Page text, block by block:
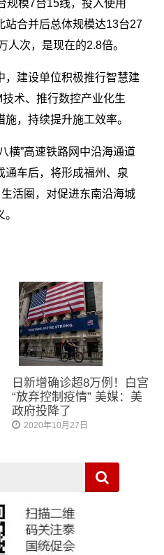
规模7台15线，投入使用
站合并后总体规模达13台27
人次，是现在的2.8倍。
，建设单位积极推行智慧建
术、推行数控产业化生
，持续提升施工效率。
横”高速铁路网中沿海通道
通车后，将形成福州、泉
活圈，对促进东南沿海城
日新增确诊超8万例！白宫
“放弃控制疫情” 美媒：美
政府投降了
2020年10月27日